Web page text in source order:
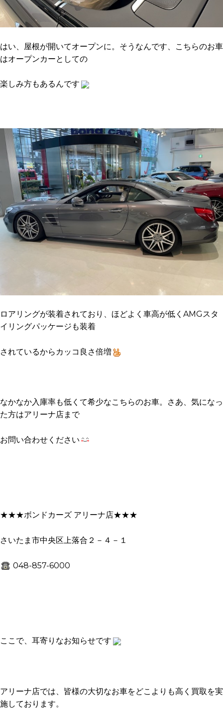
はい、屋根が開いてオープンに。そうなんです、こちらのお車
はオープンカーとしての
楽しみ方もあるんです
ロアリングが装着されており、ほどよく車高が低くAMGスタ
イリングパッケージも装着
されているからカッコ良さ倍増
なかなか入庫率も低くて希少なこちらのお車。さあ、気になっ
た方はアリーナ店まで
お問い合わせください
★★★ボンドカーズ アリーナ店★★★
さいたま市中央区上落合２－４－１
048-857-6000
ここで、耳寄りなお知らせです
アリーナ店では、皆様の大切なお車をどこよりも高く買取を実
施しております。